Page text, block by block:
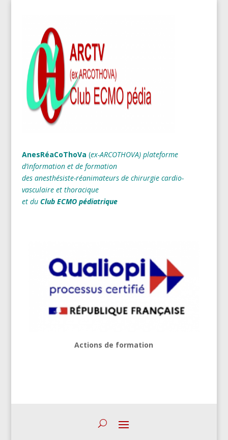
AnesRéaCoThoVa (ex-ARCOTHOVA) plateforme
d’information et de formation
des anesthésiste-réanimateurs de chirurgie cardio-
vasculaire et thoracique
et du Club ECMO pédiatrique
Actions de formation